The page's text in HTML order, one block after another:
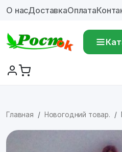
О насДоставкаОплата
Главная Новогодний товар.